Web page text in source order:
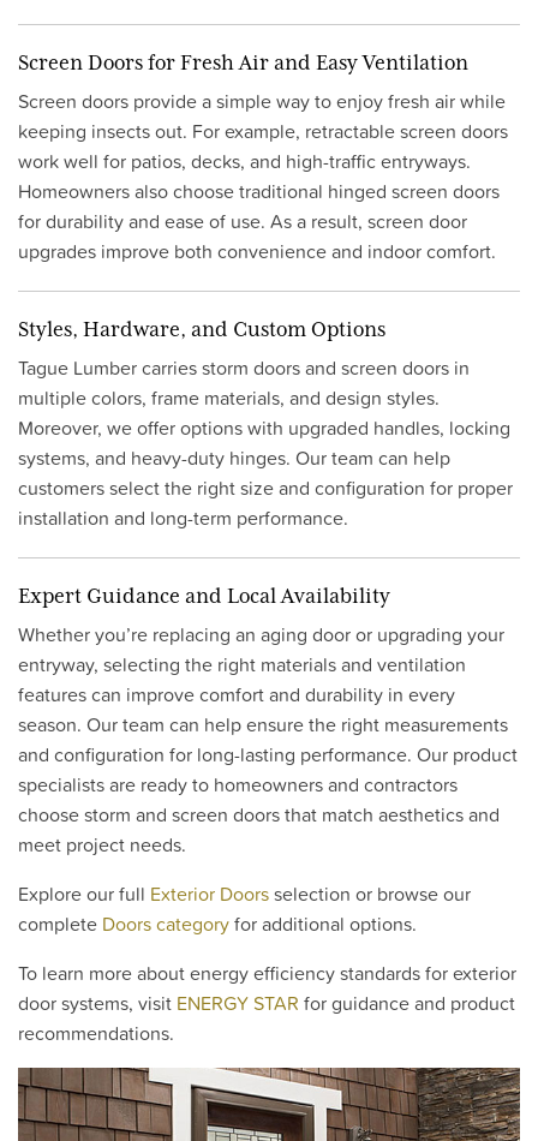
Screen Doors for Fresh Air and Easy Ventilation
Screen doors provide a simple way to enjoy fresh air while
keeping insects out. For example, retractable screen doors
work well for patios, decks, and high-traffic entryways.
Homeowners also choose traditional hinged screen doors
for durability and ease of use. As a result, screen door
upgrades improve both convenience and indoor comfort.
Styles, Hardware, and Custom Options
Tague Lumber carries storm doors and screen doors in
multiple colors, frame materials, and design styles.
Moreover, we offer options with upgraded handles, locking
systems, and heavy-duty hinges. Our team can help
customers select the right size and configuration for proper
installation and long-term performance.
Expert Guidance and Local Availability
Whether you’re replacing an aging door or upgrading your
entryway, selecting the right materials and ventilation
features can improve comfort and durability in every
season. Our team can help ensure the right measurements
and configuration for long-lasting performance. Our product
specialists are ready to homeowners and contractors
choose storm and screen doors that match aesthetics and
meet project needs.
Explore our full Exterior Doorsselection or browse our
complete Doors categoryfor additional options.
To learn more about energy efficiency standards for exterior
door systems, visit ENERGY STAR for guidance and product
recommendations.